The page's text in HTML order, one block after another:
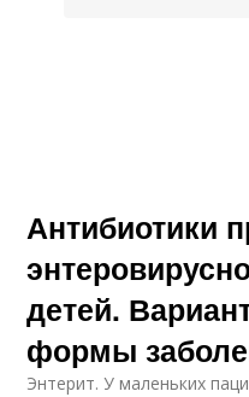
Антибиотики
детей.
формы
Энтерит. У маленьких